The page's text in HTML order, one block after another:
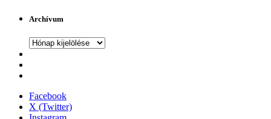
Archívum
Archívum
Facebook
X (Twitter)